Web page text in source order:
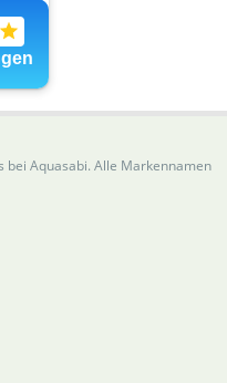
bei Aquasabi. Alle Markennamen